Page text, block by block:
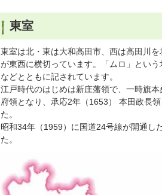
東室
東室は北・東は大和高田市、西は高田川
が東西に横切っています。「ムロ」とい
などとともに記されています。
江戸時代のはじめは新庄藩領で、一時旗
府領となり、承応2年（1653） 本田政長
た。
昭和34年（1959）に国道24号線が開通し
た。